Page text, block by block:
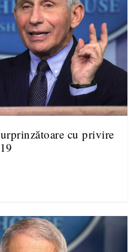
cu privire